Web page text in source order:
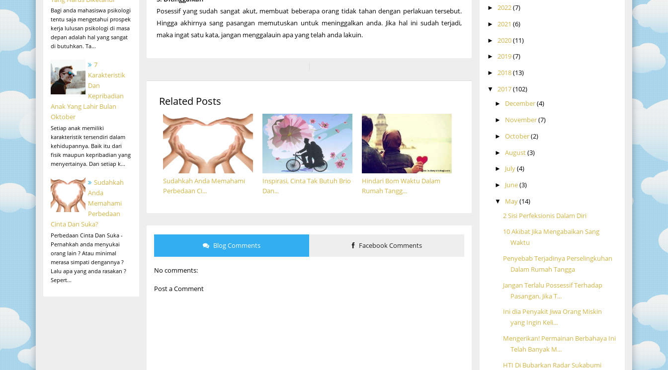
Bagi anda mahasiswa psikologi
tentu saja mengetahui prospek
kerja lulusan psikologi di masa
depan adalah hal yang sangat
di butuhkan. Ta...
7
Karakteristik
Dan
Kepribadian
Anak Yang Lahir Bulan
Oktober
Setiap anak memiliki
karakteristik tersendiri dalam
kehidupannya. Baik itu dari
fisik maupun kepribadian yang
menyertainya. Dan setiap k...
Sudahkah
Anda
Memahami
Perbedaan
Cinta Dan Suka?
Perbedaan Cinta Dan Suka -
Pernahkah anda menyukai
orang lain ? Atau minimal
merasa simpati dengannya ?
Lalu apa yang anda rasakan ?
Sepert...
Posessif yang sudah sangat akut, membuat beberapa orang tidak tahan dengan perlakuan tersebut.
Hingga akhirnya sang pasangan memutuskan untuk meninggalkan anda. Jika hal ini sudah terjadi,
maka ingat satu kata, jangan menggalauin apa yang telah anda lakuin.
Related Posts
Hindari Bom Waktu Dalam
Rumah Tangg...
Inspirasi, Cinta Tak Butuh Brio
Dan...
Sudahkah Anda Memahami
Perbedaan Ci...
Blog Comments Facebook Comments
No comments:
Post a Comment
► 2022(7)
► 2021 (6)
► 2020(11)
► 2019(7)
► 2018(13)
▼ 2017(102)
► December(4)
► November(7)
►October(2)
►August(3)
► July(4)
► June(3)
▼ May(14)
2 Sisi Perfeksionis Dalam Diri
10 Akibat Jika Mengabaikan Sang
Waktu
Penyebab Terjadinya Perselingkuhan
Dalam Rumah Tangga
Jangan Terlalu Possessif Terhadap
Pasangan, Jika T...
Ini dia Penyakit Jiwa Orang Miskin
yang Ingin Keli...
Mengerikan! Permainan Berbahaya Ini
Telah Banyak M...
HTI Di Bubarkan Radar Sukabumi